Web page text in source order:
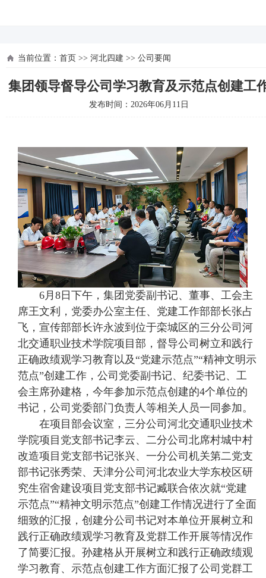
当前位置： 首页 >> 河北四建 >> 公司要闻
集团领导督导公司学习教育及示范点创建工
发布时间：2026年06月11日
6月8日下午，集团党委副书记、董事、工会主
席王文利，党委办公室主任、党建工作部部长张占
飞，宣传部部长许永波到位于栾城区的三分公司河
北交通职业技术学院项目部，督导公司树立和践行
正确政绩观学习教育以及“党建示范点”“精神文明示
范点”创建工作，公司党委副书记、纪委书记、工
会主席孙建格，今年参加示范点创建的4个单位的
书记，公司党委部门负责人等相关人员一同参加。
在项目部会议室，三分公司河北交通职业技术
学院项目党支部书记李云、二分公司北席村城中村
改造项目党支部书记张兴、一分公司机关第二党支
部书记张秀荣、天津分公司河北农业大学东校区研
究生宿舍建设项目党支部书记臧联合依次就“党建
示范点”“精神文明示范点”创建工作情况进行了全面
细致的汇报，创建分公司书记对本单位开展树立和
践行正确政绩观学习教育及党群工作开展等情况作
了简要汇报。孙建格从开展树立和践行正确政绩观
学习教育、示范点创建工作方面汇报了公司党群工